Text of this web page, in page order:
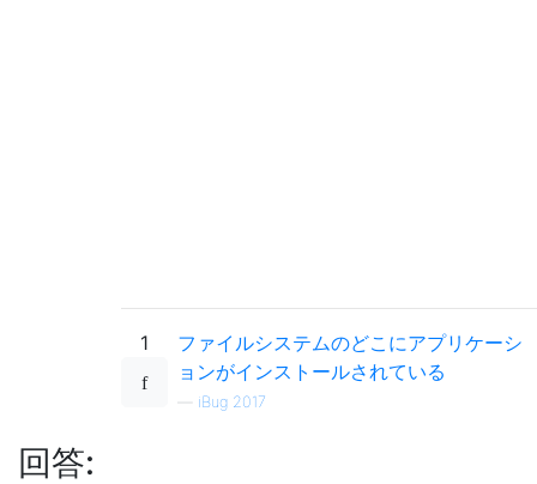
1
ファイルシステムのどこにアプリケーシ
ョンがインストールされている
iBug 2017
回答: